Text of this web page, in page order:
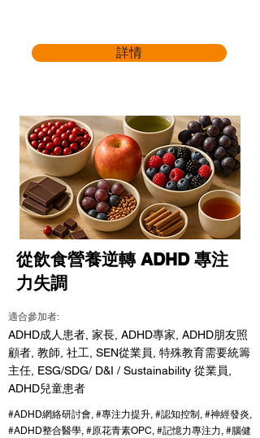
詳情
從飲食營養逆轉 ADHD 專注
力失調
適合參加者:
ADHD成人患者, 家長, ADHD專家, ADHD朋友照
顧者, 教師, 社工, SEN從業員, 特殊教育需要統籌
主任, ESG/SDG/ D&I / Sustainability 從業員,
ADHD兒童患者
#ADHD網絡研討會, #專注力提升, #認知控制, #神經發炎,
#ADHD整合醫學, #原花青素OPC, #記憶力專注力, #腦健